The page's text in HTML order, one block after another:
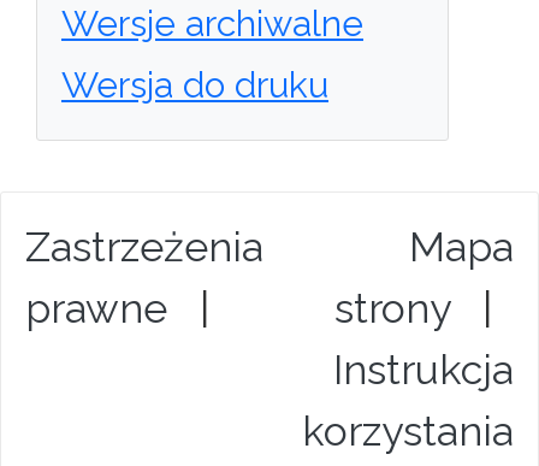
Wersje archiwalne
Wersja do druku
Zastrzeżenia
prawne
Mapa
strony|
Instrukcja
korzystania